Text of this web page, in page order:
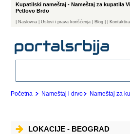
Kupatilski nameštaj - Nameštaj za kupatila
Petlovo Brdo
Naslovna | Uslovi i prava korišćenja Blog |
Početna Nameštaj i drvo Nameštaj za
LOKACIJE - BEOGRAD